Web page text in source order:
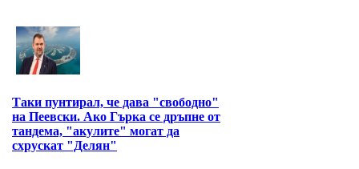
Таки пунтирал, че дава "свободно"
на Пеевски. Ако Гърка се дръпне от
тандема, "акулите" могат да
схрускат "Делян"